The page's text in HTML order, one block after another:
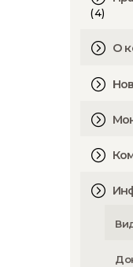
(4)
О